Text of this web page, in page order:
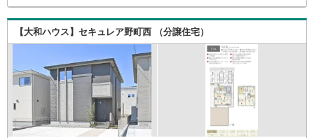
【大和ハウス】セキュレア野町西 （分譲住宅）